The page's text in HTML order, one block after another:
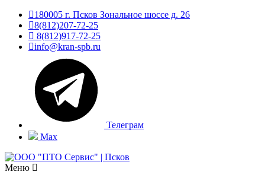
180005 г. Псков Зональное шоссе д. 26
8(812)207-72-25
8(812)917-72-25
info@kran-spb.ru
Телеграм
Max
Меню